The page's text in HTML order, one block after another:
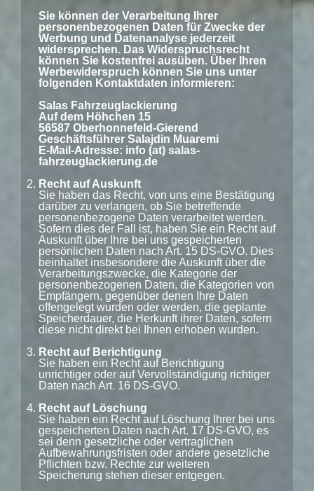
Sie können der Verarbeitung Ihrer
personenbezogenen Daten für Zwecke der
Werbung und Datenanalyse jederzeit
widersprechen. Das Widerspruchsrecht
können Sie kostenfrei ausüben. Über Ihren
Werbewiderspruch können Sie uns unter
folgenden Kontaktdaten informieren:
Salas Fahrzeuglackierung
Auf dem Höhchen 15
56587 Oberhonnefeld-Gierend
Geschäftsführer Salajdin Muaremi
E-Mail-Adresse: info (at) salas-
fahrzeuglackierung.de
Recht auf Auskunft
Sie haben das Recht, von uns eine Bestätigung
darüber zu verlangen, ob Sie betreffende
personenbezogene Daten verarbeitet werden.
Sofern dies der Fall ist, haben Sie ein Recht auf
Auskunft über Ihre bei uns gespeicherten
persönlichen Daten nach Art. 15 DS-GVO. Dies
beinhaltet insbesondere die Auskunft über die
Verarbeitungszwecke, die Kategorie der
personenbezogenen Daten, die Kategorien von
Empfängern, gegenüber denen Ihre Daten
offengelegt wurden oder werden, die geplante
Speicherdauer, die Herkunft ihrer Daten, sofern
diese nicht direkt bei Ihnen erhoben wurden.
Recht auf Berichtigung
Sie haben ein Recht auf Berichtigung
unrichtiger oder auf Vervollständigung richtiger
Daten nach Art. 16 DS-GVO.
Recht auf Löschung
Sie haben ein Recht auf Löschung Ihrer bei uns
gespeicherten Daten nach Art. 17 DS-GVO, es
sei denn gesetzliche oder vertraglichen
Aufbewahrungsfristen oder andere gesetzliche
Pflichten bzw. Rechte zur weiteren
Speicherung stehen dieser entgegen.